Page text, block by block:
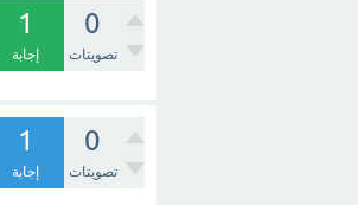
0
تصويتات
1
إجابة
0
تصويتات
1
إجابة